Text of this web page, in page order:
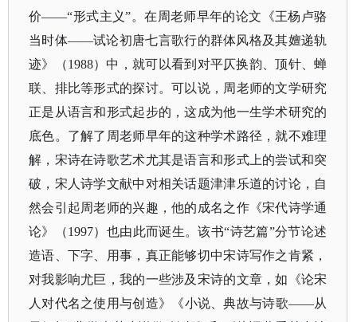
价——“形式主义”。在周老师早年的论文《王杨卢骆
当时体——试论初唐七言歌行的群体风格及其嬗递轨
迹》（1988）中，就可以看到对平仄换韵、顶针、蝉
联、排比等形式的探讨。可以说，周老师的文学研究
正是从语言和形式起步的，这成为他一生学术研究的
底色。了解了周老师早年的这种学术路径，就不难理
解，宋诗在诗歌艺术尤其是语言和形式上的尝试和突
破，宋人诗学文献中对相关话题津津乐道的讨论，自
然会引起周老师的兴趣，他的成名之作《宋代诗学通
论》（1997）也由此而诞生。该书“诗艺篇”分节论述
造语、下字、用事，真正能够切中宋诗写作之肯紧，
对我影响尤巨，我的一些涉及宋诗的文章，如《论宋
人对代名之使用与创造》《小说、典故与诗歌——从